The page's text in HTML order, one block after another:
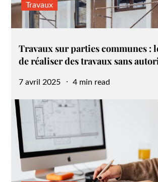
Travaux
Travaux sur parties communes :
de réaliser des travaux sans
Posted
7 avril 2025 4 min read